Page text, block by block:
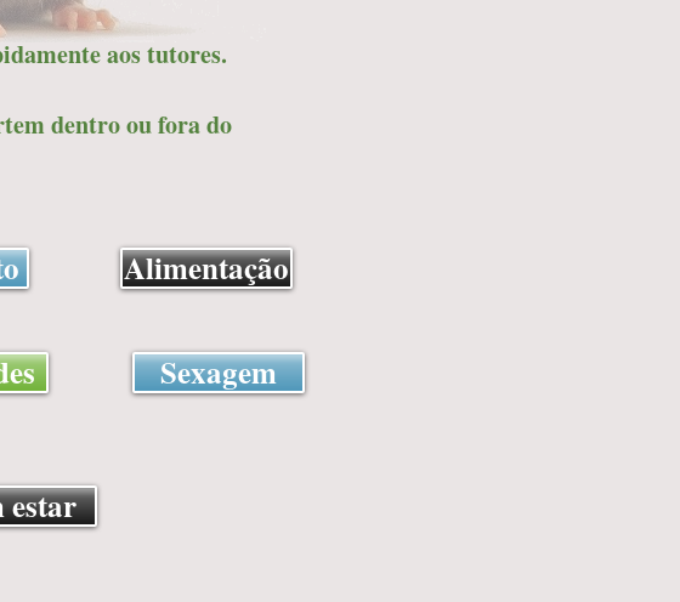
aos tutores.
dentro ou fora do
Alimentação
Sexagem
estar